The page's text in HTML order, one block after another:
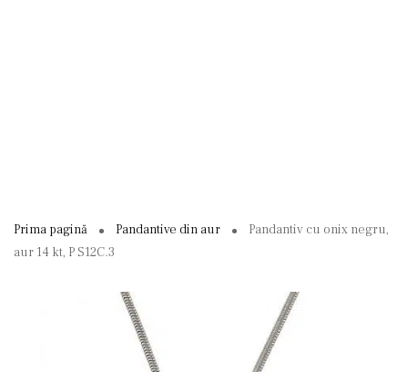
Prima pagină Pandantive din aur
Pandantiv cu onix negru,
aur 14 kt, P S12C.3